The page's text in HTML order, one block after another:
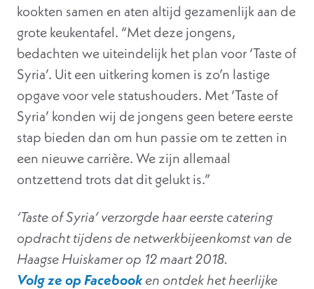
kookten samen en aten altijd gezamenlijk aan de
grote keukentafel. “Met deze jongens,
bedachten we uiteindelijk het plan voor ‘Taste of
Syria’. Uit een uitkering komen is zo’n lastige
opgave voor vele statushouders. Met ‘Taste of
Syria’ konden wij de jongens geen betere eerste
stap bieden dan om hun passie om te zetten in
een nieuwe carrière. We zijn allemaal
ontzettend trots dat dit gelukt is.”
‘Taste of Syria’ verzorgde haar eerste catering
opdracht tijdens de netwerkbijeenkomst van de
Haagse Huiskamer op 12 maart 2018.
Volg ze op Facebooken ontdek het heerlijke